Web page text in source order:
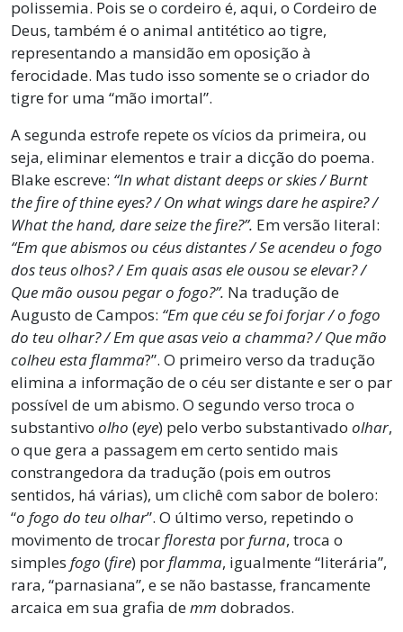
polissemia. Pois se o cordeiro é, aqui, o Cordeiro de
Deus, também é o animal antitético ao tigre,
representando a mansidão em oposição à
ferocidade. Mas tudo isso somente se o criador do
tigre for uma “mão imortal”.
A segunda estrofe repete os vícios da primeira, ou
seja, eliminar elementos e trair a dicção do poema.
Blake escreve: “In what distant deeps or skies / Burnt
the fire of thine eyes? / On what wings dare he aspire? /
What the hand, dare seize the fire?”. Em versão literal:
“Em que abismos ou céus distantes / Se acendeu o fogo
dos teus olhos? / Em quais asas ele ousou se elevar? /
Que mão ousou pegar o fogo?”. Na tradução de
Augusto de Campos: “Em que céu se foi forjar / o fogo
do teu olhar? / Em que asas veio a chamma? / Que mão
colheu esta flamma?”. O primeiro verso da tradução
elimina a informação de o céu ser distante e ser o par
possível de um abismo. O segundo verso troca o
substantivo olho (eye) pelo verbo substantivado olhar,
o que gera a passagem em certo sentido mais
constrangedora da tradução (pois em outros
sentidos, há várias), um clichê com sabor de bolero:
“o fogo do teu olhar”. O último verso, repetindo o
movimento de trocarfloresta porfurna, troca o
simples fogo (fire) porflamma, igualmente “literária”,
rara, “parnasiana”, e se não bastasse, francamente
arcaica em sua grafia demm dobrados.